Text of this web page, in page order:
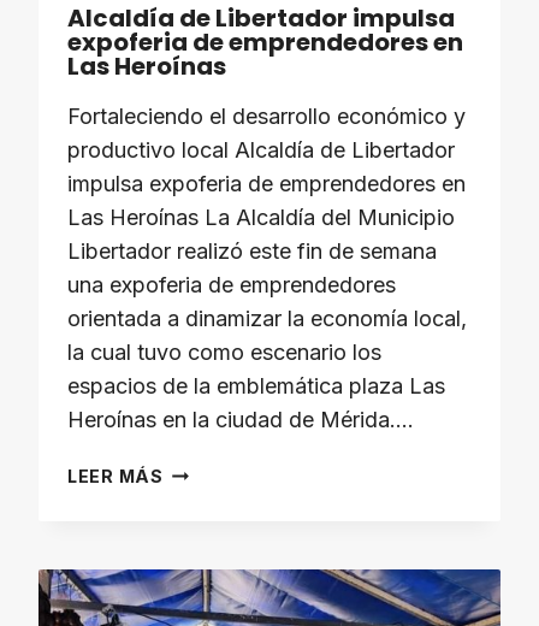
​Alcaldía de Libertador impulsa
expoferia de emprendedores en
Las Heroínas
Fortaleciendo el desarrollo económico y
productivo local ​Alcaldía de Libertador
impulsa expoferia de emprendedores en
Las Heroínas ​La Alcaldía del Municipio
Libertador realizó este fin de semana
una expoferia de emprendedores
orientada a dinamizar la economía local,
la cual tuvo como escenario los
espacios de la emblemática plaza Las
Heroínas en la ciudad de Mérida….
LEER MÁS
IMPULSA
EXPOFERIA